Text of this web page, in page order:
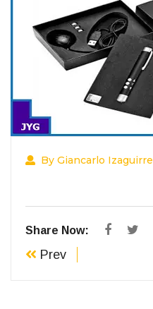
By Giancarlo Izaguirre
Share Now:
Prev